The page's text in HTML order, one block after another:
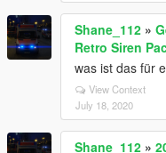
Shane_112 »
Retro Siren
was ist das für
View Context
July 18, 2020
Shane_112 »